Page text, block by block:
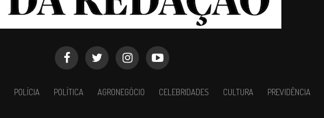
POLÍCIA POLÍTICA AGRONEGÓCIO CELEBRIDADES CULTURA PREVIDÊNCIA